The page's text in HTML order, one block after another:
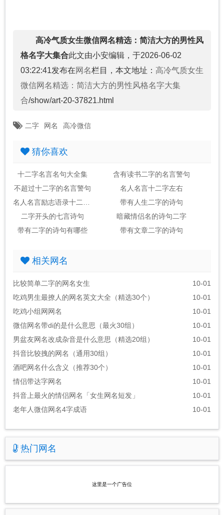
高冷气质女生微信网名精选：简洁大方的男性风
格名字大集合此文由小安编辑，于2026-06-02
03:22:41发布在网名栏目，本文地址： 高冷气质女生
微信网名精选：简洁大方的男性风格名字大集
合/show/art-20-37821.html
二字 网名 高冷微信
猜你喜欢
十二字名言名句大全集
含有读书二字的名言警句
不超过十二字的名言警句
名人名言十二字左右
名人名言励志语录十二字短句
带有人生二字的诗句
二字开头的七言诗句
暗藏情侣名的诗句二字
带有二字的诗句有哪些
带有文章二字的诗句
相关网名
比较简单二字的网名女生
10-01
吃鸡男生最撩人的网名英文大全（精选30个）
10-01
吃鸡小组网网名
10-01
微信网名带di的是什么意思（最火30组）
10-01
男盆友网名改成杂音是什么意思（精选20组）
10-01
抖音比较拽的网名（通用30组）
10-01
酒吧网名什么含义（推荐30个）
10-01
情侣带达字网名
10-01
抖音上最火的情侣网名「女生网名短发」
10-01
老年人微信网名4字成语
10-01
热门网名
这里是一个广告位